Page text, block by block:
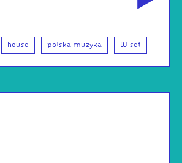
house polska muzyka DJ set